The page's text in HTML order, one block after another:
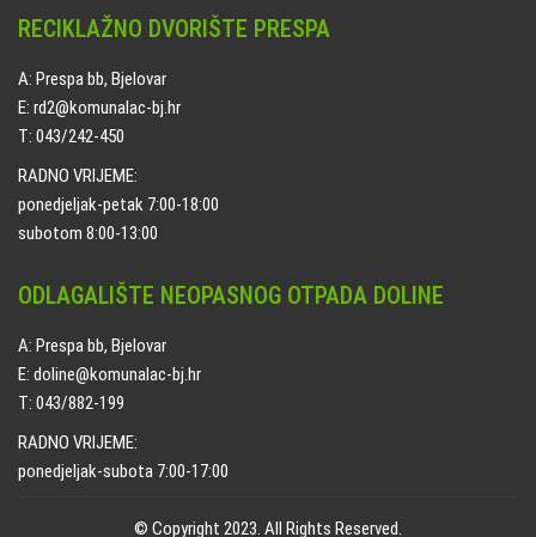
RECIKLAŽNO DVORIŠTE PRESPA
A: Prespa bb, Bjelovar
E: rd2@komunalac-bj.hr
T: 043/242-450
RADNO VRIJEME:
ponedjeljak-petak 7:00-18:00
subotom 8:00-13:00
ODLAGALIŠTE NEOPASNOG OTPADA DOLINE
A: Prespa bb, Bjelovar
E: doline@komunalac-bj.hr
T: 043/882-199
RADNO VRIJEME:
ponedjeljak-subota 7:00-17:00
© Copyright 2023. All Rights Reserved.